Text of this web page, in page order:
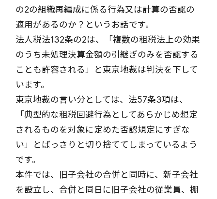
の2の組織再編成に係る行為又は計算の否認の
適用があるのか？というお話です。
法人税法132条の2は、「複数の租税法上の効果
のうち未処理決算金額の引継ぎのみを否認する
ことも許容される」と東京地裁は判決を下して
います。
東京地裁の言い分としては、法57条3項は、
「典型的な租税回避行為としてあらかじめ想定
されるものを対象に定めた否認規定にすぎな
い」とばっさりと切り捨ててしまっているよう
です。
本件では、旧子会社の合併と同時に、新子会社
を設立し、合併と同日に旧子会社の従業員、棚